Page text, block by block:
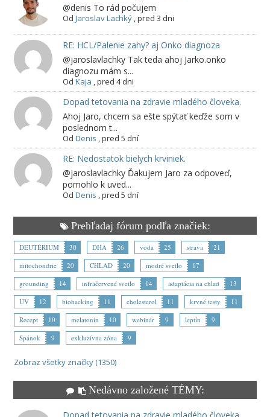
@denis To rád počujem
Od Jaroslav Lachký,pred 3 dni
RE: HCL/Palenie zahy? aj Onko diagnoza
@jaroslavlachky Tak teda ahoj Jarko.onko
diagnozu mám s...
Od Kaja ,pred 4 dni
Dopad tetovania na zdravie mladého človeka.
Ahoj Jaro, chcem sa ešte spýtať keďže som v
poslednom t...
Od Denis ,pred 5 dní
RE: Nedostatok bielych krviniek.
@jaroslavlachky Ďakujem Jaro za odpoveď,
pomohlo k uved...
Od Denis ,pred 5 dní
Prehľadaj fórum podľa značiek:
DEUTÉRIUM 30 DHA 26 voda 25 strava
21
mitochondrie
20 CHLAD 20 modré svetlo
17
grounding
14 infračervené svetlo 14 adaptácia na chlad
13
UV
12 biohacking 11 cholesterol 11 krvné testy
11
Recept
10 melatonín 10 webinár 9 leptín
9
Spánok
9 exkluzívna zóna 9
Zobraz všetky značky (1350)
Nedávno založené TÉMY: